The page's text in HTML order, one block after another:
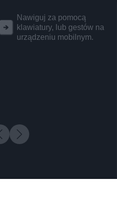
Nawiguj za pomocą
klawiatury, lub gestów na
urządzeniu mobilnym.